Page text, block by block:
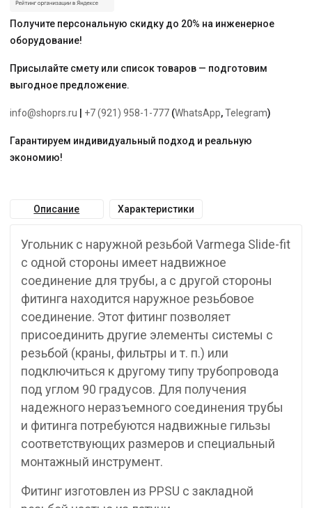
Получите персональную скидку до 20% на инженерное
оборудование!
Присылайте смету или список товаров — подготовим
выгодное предложение.
info@shoprs.ru +7 (921) 958-1-777 (WhatsApp,Telegram)
Гарантируем индивидуальный подход и реальную
экономию!
Описание Характеристики
Угольник с наружной резьбой Varmega Slide-fit
с одной стороны имеет надвижное
соединение для трубы, а с другой стороны
фитинга находится наружное резьбовое
соединение. Этот фитинг позволяет
присоединить другие элементы системы с
резьбой (краны, фильтры и т. п.) или
подключиться к другому типу трубопровода
под углом 90 градусов. Для получения
надежного неразъемного соединения трубы
и фитинга потребуются надвижные гильзы
соответствующих размеров и специальный
монтажный инструмент.
Фитинг изготовлен из PPSU с закладной